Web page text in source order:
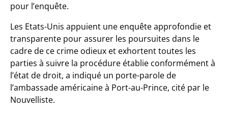
pour l’enquête.
Les Etats-Unis appuient une enquête approfondie et
transparente pour assurer les poursuites dans le
cadre de ce crime odieux et exhortent toutes les
parties à suivre la procédure établie conformément à
l’état de droit, a indiqué un porte-parole de
l’ambassade américaine à Port-au-Prince, cité par le
Nouvelliste.